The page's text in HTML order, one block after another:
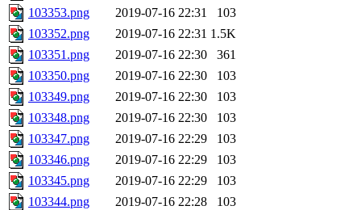
103353.png
2019-07-16 22:31
103
103352.png
2019-07-16 22:31 1.5K
103351.png
2019-07-16 22:30
361
103350.png
2019-07-16 22:30
103
103349.png
2019-07-16 22:30
103
103348.png
2019-07-16 22:30
103
103347.png
2019-07-16 22:29
103
103346.png
2019-07-16 22:29
103
103345.png
2019-07-16 22:29
103
103344.png
2019-07-16 22:28
103